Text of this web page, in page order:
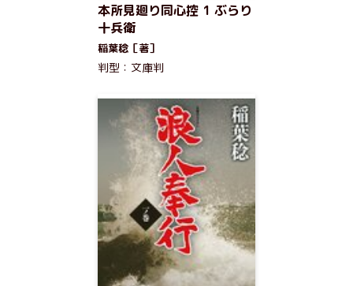
本所見廻り同心控 1 ぶらり
十兵衛
稲葉稔［著］
判型：文庫判